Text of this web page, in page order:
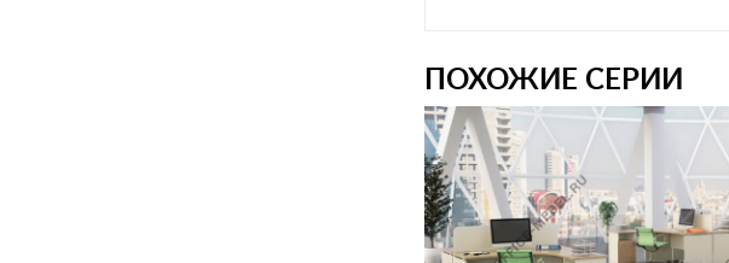
ПОХОЖИЕ СЕРИИ